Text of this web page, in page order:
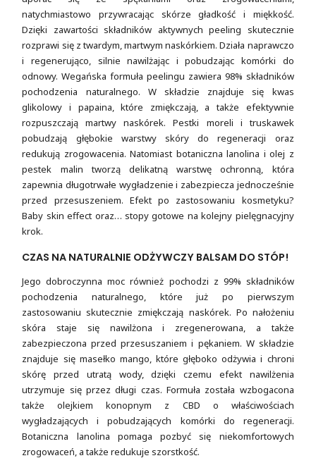
natychmiastowo przywracając skórze gładkość i miękkość.
Dzięki zawartości składników aktywnych peeling skutecznie
rozprawi się z twardym, martwym naskórkiem. Działa naprawczo
i regenerująco, silnie nawilżając i pobudzając komórki do
odnowy. Wegańska formuła peelingu zawiera 98% składników
pochodzenia naturalnego. W składzie znajduje się kwas
glikolowy i papaina, które zmiękczają, a także efektywnie
rozpuszczają martwy naskórek. Pestki moreli i truskawek
pobudzają głębokie warstwy skóry do regeneracji oraz
redukują zrogowacenia. Natomiast botaniczna lanolina i olej z
pestek malin tworzą delikatną warstwę ochronną, która
zapewnia długotrwałe wygładzenie i zabezpiecza jednocześnie
przed przesuszeniem. Efekt po zastosowaniu kosmetyku?
Baby skin effect oraz… stopy gotowe na kolejny pielęgnacyjny
krok.
CZAS NA NATURALNIE ODŻYWCZY BALSAM DO STÓP!
Jego dobroczynna moc również pochodzi z 99% składników
pochodzenia naturalnego, które już po pierwszym
zastosowaniu skutecznie zmiękczają naskórek. Po nałożeniu
skóra staje się nawilżona i zregenerowana, a także
zabezpieczona przed przesuszaniem i pękaniem. W składzie
znajduje się masełko mango, które głęboko odżywia i chroni
skórę przed utratą wody, dzięki czemu efekt nawilżenia
utrzymuje się przez długi czas. Formuła została wzbogacona
także olejkiem konopnym z CBD o właściwościach
wygładzających i pobudzających komórki do regeneracji.
Botaniczna lanolina pomaga pozbyć się niekomfortowych
zrogowaceń, a także redukuje szorstkość.